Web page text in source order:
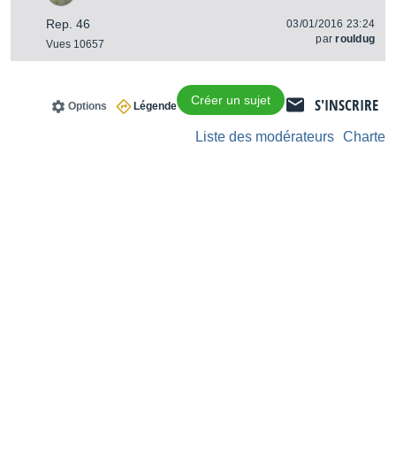
Rep. 46
Vues 10657
03/01/2016 23:24
parrouldug
S'INSCRIRE
Créer un sujet
Légende
Options
Charte
Liste des modérateurs